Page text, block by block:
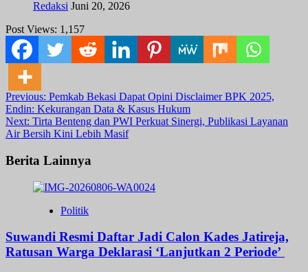
Redaksi Juni 20, 2026
Post Views: 1,157
Post
navigation
Previous: Pemkab Bekasi Dapat Opini Disclaimer BPK 2025,
Endin: Kekurangan Data & Kasus Hukum
Next: Tirta Benteng dan PWI Perkuat Sinergi, Publikasi Layanan
Air Bersih Kini Lebih Masif
Berita Lainnya
Politik
Suwandi Resmi Daftar Jadi Calon Kades Jatireja,
Ratusan Warga Deklarasi ‘Lanjutkan 2 Periode’